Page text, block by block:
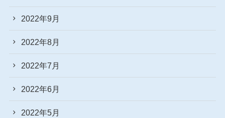
2022年9月
2022年8月
2022年7月
2022年6月
2022年5月